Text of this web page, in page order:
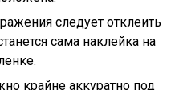
следует отклеить
сама наклейка на
крайне аккуратно под